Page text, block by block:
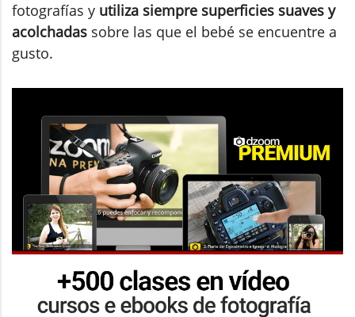
fotografías y utiliza siempre superficies suaves y
acolchadas sobre las que el bebé se encuentre a
gusto.